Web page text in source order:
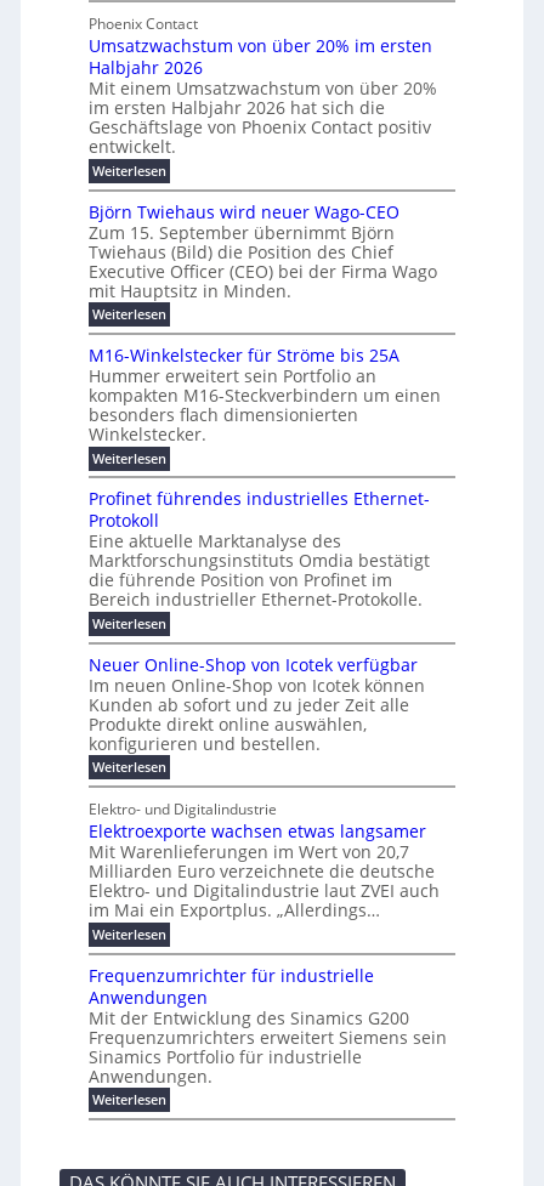
r
a
u
c
h
t
m
e
r
T
e
m
o
u
n
d
w
e
n
i
g
r
B
ü
r
o
k
a
t
i
e
u
b
ü
r
m
o
d
e
r
n
e
E
e
r
g
i
e
l
ö
u
n
g
e
n
e
N
H
-
S
i
c
h
e
r
u
n
g
s
l
a
s
t
s
c
h
a
t
l
e
i
s
t
e
n
e
i
l
i
g
u
n
g
b
e
m
2
0
2
6
E
u
r
o
p
e
n
E
t
h
e
r
c
a
t
P
l
u
F
e
s
t
h
r
f
a
c
h
d
u
r
c
f
ü
h
r
u
n
g
e
n
f
ü
r
e
ff
i
z
i
e
t
e
r
e
s
K
a
b
e
l
m
a
n
g
m
e
n
t
Phoenix Contact
Umsatzwachstum von über 20% im ersten
Halbjahr 2026
Mit einem Umsatzwachstum von über 20%
im ersten Halbjahr 2026 hat sich die
Geschäftslage von Phoenix Contact positiv
entwickelt.
Weiterlesen:
U
m
s
a
z
w
a
c
h
s
t
u
m
v
o
n
ü
b
e
2
0
%
i
m
e
r
s
e
n
H
a
l
b
a
h
r
2
0
2
6
Björn Twiehaus wird neuer Wago-CEO
Zum 15. September übernimmt Björn
Twiehaus (Bild) die Position des Chief
Executive Officer (CEO) bei der Firma Wago
mit Hauptsitz in Minden.
Weiterlesen:
B
ö
r
n
T
w
i
e
h
a
s
w
i
r
d
e
e
W
a
g
o
-
C
E
M16-Winkelstecker für Ströme bis 25A
Hummer erweitert sein Portfolio an
kompakten M16-Steckverbindern um einen
besonders flach dimensionierten
Winkelstecker.
Weiterlesen:
M
1
6
W
i
n
k
e
l
s
t
e
c
k
e
r
ü
S
t
r
ö
m
e
b
i
s
5
A
Profinet führendes industrielles Ethernet-
Protokoll
Eine aktuelle Marktanalyse des
Marktforschungsinstituts Omdia bestätigt
die führende Position von Profinet im
Bereich industrieller Ethernet-Protokolle.
Weiterlesen:
P
r
o
i
n
e
t
f
ü
h
r
e
n
d
e
s
i
n
u
s
t
r
i
e
l
l
e
t
Neuer Online-Shop von Icotek verfügbar
Im neuen Online-Shop von Icotek können
Kunden ab sofort und zu jeder Zeit alle
Produkte direkt online auswählen,
konfigurieren und bestellen.
Weiterlesen:
N
e
u
e
r
O
n
l
i
n
e
-
S
h
o
p
v
o
n
I
c
e
Elektro- und Digitalindustrie
Elektroexporte wachsen etwas langsamer
Mit Warenlieferungen im Wert von 20,7
Milliarden Euro verzeichnete die deutsche
Elektro- und Digitalindustrie laut ZVEI auch
im Mai ein Exportplus. „Allerdings…
Weiterlesen:
E
e
k
t
r
o
e
x
p
o
e
Frequenzumrichter für industrielle
Anwendungen
Mit der Entwicklung des Sinamics G200
Frequenzumrichters erweitert Siemens sein
Sinamics Portfolio für industrielle
Anwendungen.
Weiterlesen:
F
q